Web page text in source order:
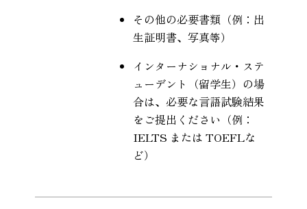
その他の必要書類（例：出
生証明書、写真等）
インターナショナル・ステ
ューデント（留学生）の場
合は、必要な言語試験結果
をご提出ください（例：
IELTS または TOEFLな
ど）